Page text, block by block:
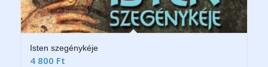
Isten szegénykéje
4 800 Ft